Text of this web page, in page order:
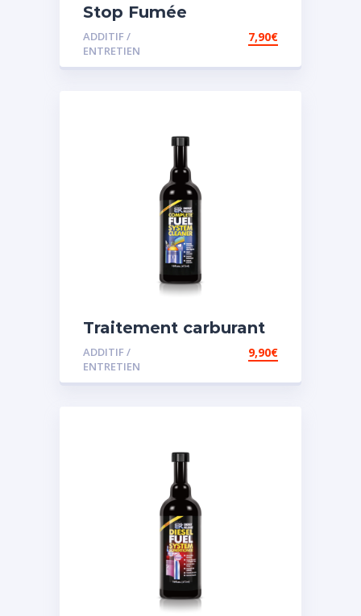
Stop Fumée
ADDITIF /
ENTRETIEN
7,90€
Traitement carburant
diesel et essence
ADDITIF /
ENTRETIEN
9,90€